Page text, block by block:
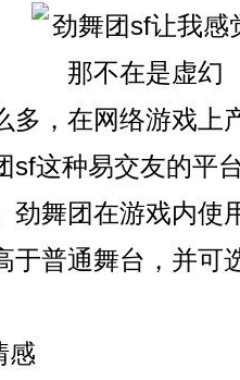
多，在网络游戏上
sf这种易交友的平
劲舞团在游戏内使
于普通舞台，并可
感